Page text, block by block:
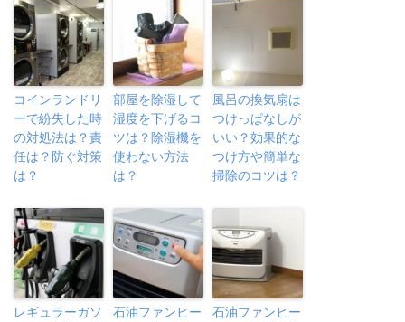
コインランドリ
ーで紛失した時
の対処法は？責
任は？防ぐ対策
は？
部屋を除湿して
湿度を下げるコ
ツは？除湿機を
使わない方法
は？
風呂の換気扇は
つけっぱなしが
いい？効果的な
つけ方や簡単な
掃除のコツは？
レギュラーガソ
石油ファンヒー
石油ファンヒー